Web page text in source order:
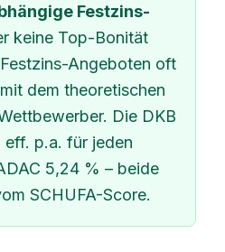
Festzins-
keine Top-Bonität
Angeboten oft
dem theoretischen
Die DKB
p.a. für jeden
5,24 % – beide
SCHUFA-Score.